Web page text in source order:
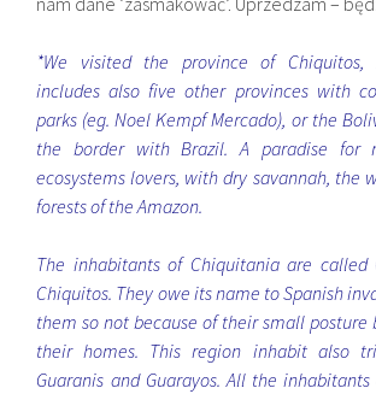
*We visited the province of Chiquitos,
includes also five other provinces with
parks (eg. Noel Kempf Mercado), or the
the border with Brazil. A paradise for
ecosystems lovers, with dry savannah, the
forests of the Amazon.
The inhabitants of Chiquitania are called
Chiquitos. They owe its name to Spanish
them so not because of their small posture
their homes. This region inhabit also
Guaranis and Guarayos. All the